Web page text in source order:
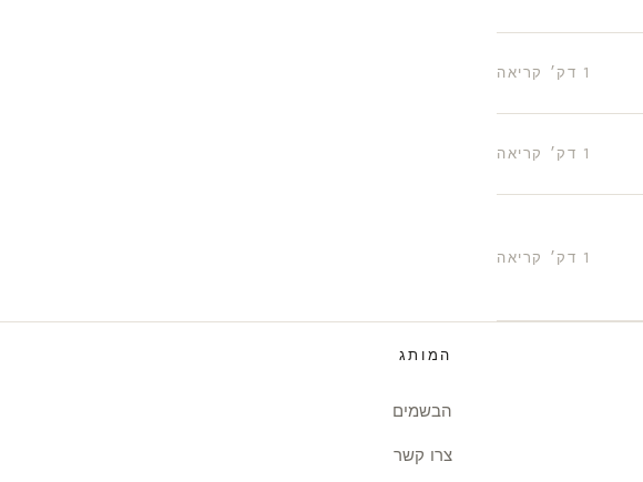
1 דק׳ קריאה
1 דק׳ קריאה
1 דק׳ קריאה
המותג
הבשמים
צרו קשר